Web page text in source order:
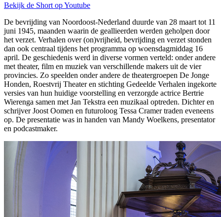
Bekijk de Short op Youtube
De bevrijding van Noordoost-Nederland duurde van 28 maart tot 11
juni 1945, maanden waarin de geallieerden werden geholpen door
het verzet. Verhalen over (on)vrijheid, bevrijding en verzet stonden
dan ook centraal tijdens het programma op woensdagmiddag 16
april. De geschiedenis werd in diverse vormen verteld: onder andere
met theater, film en muziek van verschillende makers uit de vier
provincies. Zo speelden onder andere de theatergroepen De Jonge
Honden, Roestvrij Theater en stichting Gedeelde Verhalen ingekorte
versies van hun huidige voorstelling en verzorgde actrice Bertrie
Wierenga samen met Jan Tekstra een muzikaal optreden. Dichter en
schrijver Joost Oomen en futuroloog Tessa Cramer traden eveneens
op. De presentatie was in handen van Mandy Woelkens, presentator
en podcastmaker.